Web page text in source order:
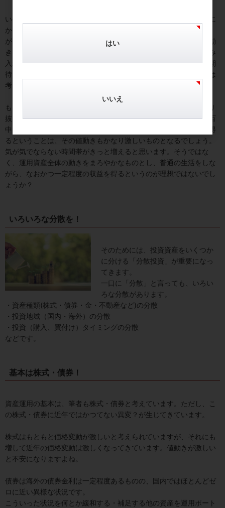
いや、株式と逆の動きをする資産を組み入れるということは、なに
かもったいない、マイナスなのでは？と思われるかもしれません
が、筆者はそれで良いと考えています。株式オンリーですとその動
きに翻弄されがちですが、値動きが異なると期待される資産を組み
入れることで運用資産全体の動きがまろやかなものになることが期
待されます。その結果、一定程度の収益を得られれば十分と筆者は
考えています。
もちろん、株式一本で投資を開始→株価が高くなったところで売り
抜け、大きな収益を得る。これはこれで妙味がありますが、百発百
中というわけにはいきません。しかも、これだけの大きな収益を得
るということは、その値動きもかなり激しいものとなるでしょう。
気が気でならない時間帯がきっと増えると思います。そうではな
く、運用資産全体の動きをまろやかなものとし、普通の生活をしな
がら、なおかつ一定程度の収益を得るというのが理想ではないでし
ょうか？
いろいろな分散を！
そのためには、投資資産をいくつか
に分ける「分散投資」が重要になっ
てきます。
一口に「分散」と言っても、いろい
ろな分散があります。
・資産種類(株式・債券・金・不動産など)の分散
・投資地域（国内・海外）の分散
・投資（購入、買付け）タイミングの分散
などです。
基本は株式・債券！
資産運用の基本は、筆者も株式・債券と考えています。ただし、こ
の株式・債券に近年ではかつてない異変？が生じてきています。
株式はもともと価格変動が激しいと考えられていますが、それにも
増して近年の価格変動は激しくなってきています。値動きが激しい
と不安になりますよね。
債券は海外の債券金利は一定程度あるものの、国内ではほとんどゼ
ロに近い異様な状況です。
こういった状況を何とか緩和する・補足する他の資産を運用ポート
はい
いいえ